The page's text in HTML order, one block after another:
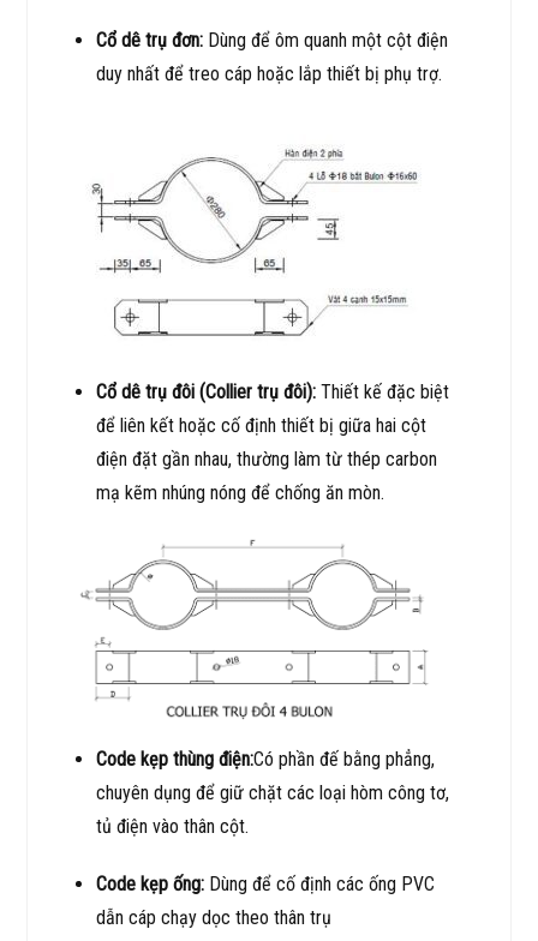
Cổ dê trụ đơn: Dùng để ôm quanh một cột điện
duy nhất để treo cáp hoặc lắp thiết bị phụ trợ.
Cổ dê trụ đôi (Collier trụ đôi): Thiết kế đặc biệt
để liên kết hoặc cố định thiết bị giữa hai cột
điện đặt gần nhau, thường làm từ thép carbon
mạ kẽm nhúng nóng để chống ăn mòn.
Code kẹp thùng điện:Có phần đế bằng phẳng,
chuyên dụng để giữ chặt các loại hòm công tơ,
tủ điện vào thân cột.
Code kẹp ống: Dùng để cố định các ống PVC
dẫn cáp chạy dọc theo thân trụ